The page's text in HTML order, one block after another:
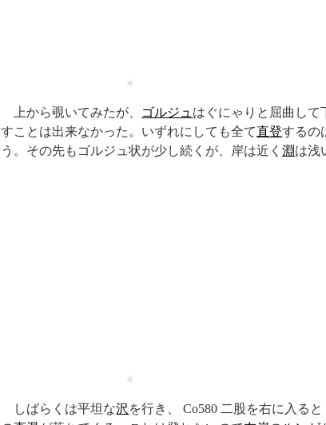
上から覗いてみたが、 ゴルジュ はぐにゃりと屈曲して
すことは出来なかった。いずれにしても全て直登するの
う。その先もゴルジュ状が少し続くが、岸は近く淵は浅
しばらくは平坦な沢 を行き、 Co580 二股を右に入ると